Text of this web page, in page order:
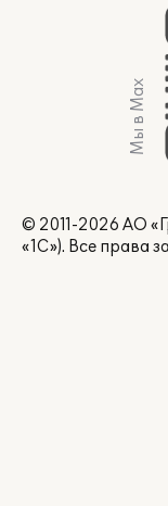
Мы в Max
© 2011-2026 АО
«1С»). Все права